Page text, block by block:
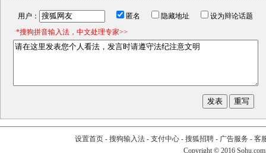
用户： 匿名 隐藏地址
设为辩论话题
*搜狗拼音输入法，中文处理专家>>
设置首页- 搜狗输入法- 支付中心- 搜狐招聘- 广告服务 - 客
Copyright © 2016